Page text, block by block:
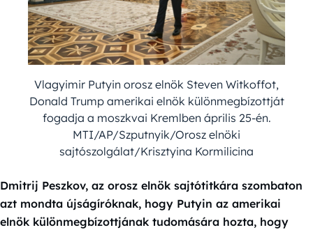
Vlagyimir Putyin orosz elnök Steven Witkoffot,
Donald Trump amerikai elnök különmegbízottját
fogadja a moszkvai Kremlben április 25-én.
MTI/AP/Szputnyik/Orosz elnöki
sajtószolgálat/Krisztyina Kormilicina
Dmitrij Peszkov, az orosz elnök sajtótitkára szombaton
azt mondta újságíróknak, hogy Putyin az amerikai
elnök különmegbízottjának tudomására hozta, hogy